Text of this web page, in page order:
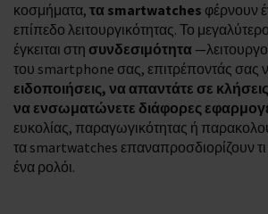
κοσμήματα, τα smartwatches φέρνουν
επίπεδο λειτουργικότητας. Το
έγκειται στη συνδεσιμότητα
του smartphone σας, επιτρέποντάς σας
ειδοποιήσεις, να απαντάτε σε
να ενσωματώνετε διάφορες
ευκολίας, παραγωγικότητας ή
τα smartwatches επαναπροσδιορίζουν τι
ένα ρολόι.